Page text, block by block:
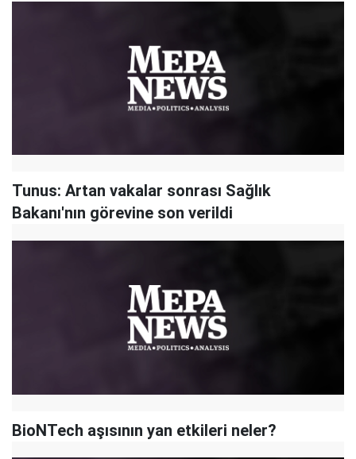
Tunus: Artan vakalar sonrası Sağlık
Bakanı'nın görevine son verildi
BioNTech aşısının yan etkileri neler?